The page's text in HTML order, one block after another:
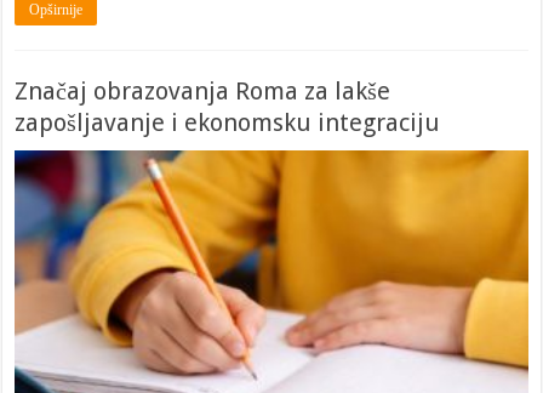
Opširnije
Značaj obrazovanja Roma za lakše
zapošljavanje i ekonomsku integraciju